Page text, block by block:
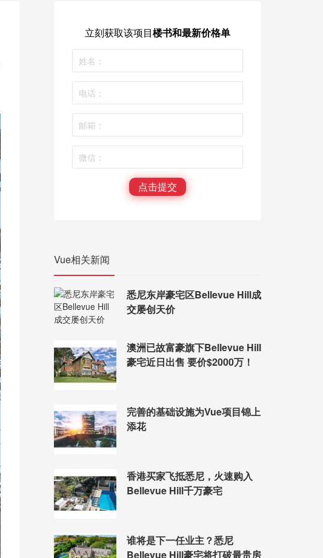
立刻获取该项目楼书和最新价格单
点击提交
Vue相关新闻
悉尼东岸豪宅区Bellevue Hill成
交屡创天价
澳洲已故富豪旗下Bellevue Hill
豪宅近日出售 要价$2000万！
完善的基础设施为Vue项目锦上
添花
香港买家飞抵悉尼，火速购入
Bellevue Hill千万豪宅
谁将是下一任业主？悉尼
Bellevue Hill豪宅将打破最贵房